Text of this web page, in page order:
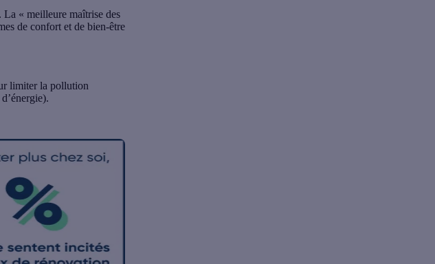
La « meilleure maîtrise des
de confort et de bien-être
limiter la pollution